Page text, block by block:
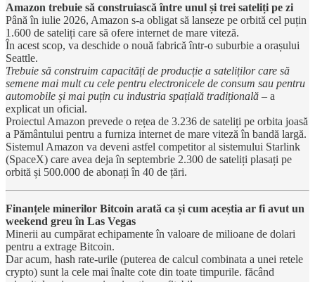
Amazon trebuie să construiască între unul și trei sateliți pe zi
Până în iulie 2026, Amazon s-a obligat să lanseze pe orbită cel puțin
1.600 de sateliți care să ofere internet de mare viteză.
În acest scop, va deschide o nouă fabrică într-o suburbie a orașului
Seattle.
Trebuie să construim capacități de producție a sateliților care să
semene mai mult cu cele pentru electronicele de consum sau pentru
automobile și mai puțin cu industria spațială tradițională – a
explicat un oficial.
Proiectul Amazon prevede o rețea de 3.236 de sateliți pe orbita joasă
a Pământului pentru a furniza internet de mare viteză în bandă largă.
Sistemul Amazon va deveni astfel competitor al sistemului Starlink
(SpaceX) care avea deja în septembrie 2.300 de sateliți plasați pe
orbită și 500.000 de abonați în 40 de țări.
Finanțele minerilor Bitcoin arată ca și cum aceștia ar fi avut un
weekend greu în Las Vegas
Minerii au cumpărat echipamente în valoare de milioane de dolari
pentru a extrage Bitcoin.
Dar acum, hash rate-urile (puterea de calcul combinata a unei retele
crypto) sunt la cele mai înalte cote din toate timpurile. făcând